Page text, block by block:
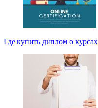
Где купить диплом о курсах